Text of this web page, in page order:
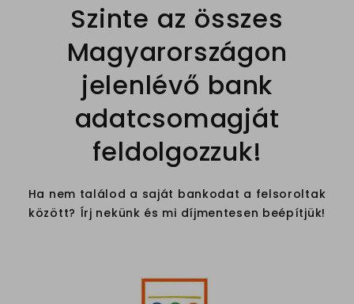
Szinte az összes
Magyarországon
jelenlévő bank
adatcsomagját
feldolgozzuk!
Ha nem találod a saját bankodat a felsoroltak
között? Írj nekünk és mi díjmentesen beépítjük!